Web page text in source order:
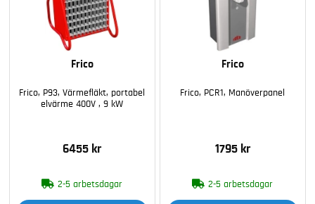
Frico
Frico, P93, Värmefläkt, portabel
elvärme 400V , 9 kW
6455 kr
2-5 arbetsdagar
Frico
Frico, PCR1, Manöverpanel
1795 kr
2-5 arbetsdagar